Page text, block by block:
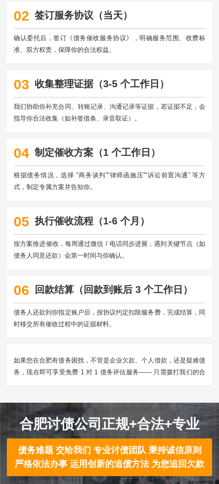
02 签订服务协议（当天）
确认委托后，签订《债务催收服务协议》，明确服务范围、收费标
准、双方权责，保障你的合法权益。
03 收集整理证据（3-5 个工作日）
我们协助你补充合同、转账记录、沟通记录等证据，若证据不足，会
指导你合法收集（如补签借条、录音取证）。
04 制定催收方案（1 个工作日）
根据债务情况，选择 “商务谈判”“律师函施压”“诉讼前置沟通” 等方
式，制定专属方案并告知你。
05 执行催收流程（1-6 个月）
按方案推进催收，每周通过微信 / 电话同步进展，遇到关键节点（如
债务人同意还款）会第一时间与你确认。
06 回款结算（回款到账后 3 个工作日）
债务人还款到你指定账户后，按协议约定扣除服务费，完成结算，同
时移交所有催收过程中的证据材料。
如果您在合肥有债务困扰，不管是企业欠款、个人借款，还是疑难债
务，现在即可享受免费 1 对 1 债务评估服务—— 只需拨打我们的合
您理清维权思路。​
合肥讨债公司正规+合法+专业
债务难题 交给我们 专业讨债团队 秉持诚信原则
严格依法办事 运用创新的追债方法 为您追回欠款